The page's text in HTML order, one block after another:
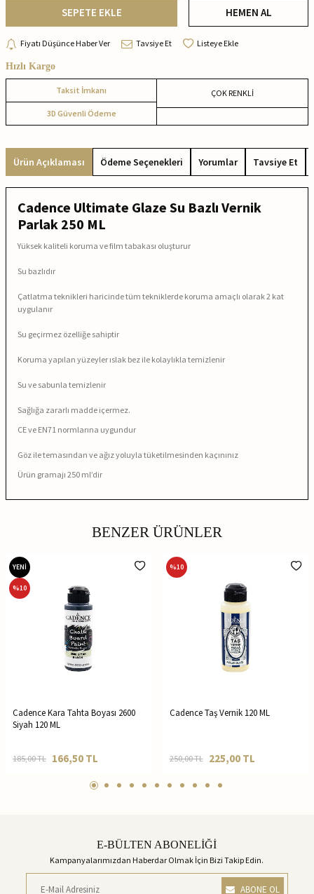
SEPETE EKLE HEMEN AL
Fiyatı Düşünce Haber Ver Tavsiye Et Listeye Ekle
Hızlı Kargo
Taksit İmkanı
3D Güvenli Ödeme
ÇOK RENKLİ
Ürün Açıklaması Ödeme Seçenekleri Yorumlar Tavsiye Et
Cadence Ultimate Glaze Su Bazlı Vernik
Parlak 250 ML
Yüksek kaliteli koruma ve film tabakası oluşturur
Su bazlıdır
Çatlatma teknikleri haricinde tüm tekniklerde koruma amaçlı olarak 2 kat
uygulanır
Su geçirmez özelliğe sahiptir
Koruma yapılan yüzeyler ıslak bez ile kolaylıkla temizlenir
Su ve sabunla temizlenir
Sağlığa zararlı madde içermez.
CE ve EN71 normlarına uygundur
Göz ile temasından ve ağız yoluyla tüketilmesinden kaçınınız
Ürün gramajı 250 ml’dir
BENZER ÜRÜNLER
YENİ
%10
Cadence Kara Tahta Boyası 2600
Siyah 120 ML
185,00TL 166,50 TL
%10
Cadence Taş Vernik 120 ML
250,00TL 225,00TL
E-BÜLTEN ABONELİĞİ
Kampanyalarımızdan Haberdar Olmak İçin Bizi Takip Edin.
ABONE OL